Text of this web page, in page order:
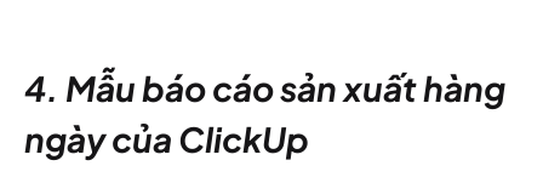
4. Mẫu báo cáo sản xuất hàng
ngày của ClickUp